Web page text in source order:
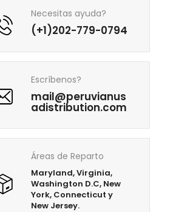
Necesitas ayuda?
(+1)202-779-0794
Escríbenos?
mail@peruvianus
adistribution.com
Áreas de Reparto
Maryland, Virginia,
Washington D.C, New
York, Connecticut y
New Jersey.